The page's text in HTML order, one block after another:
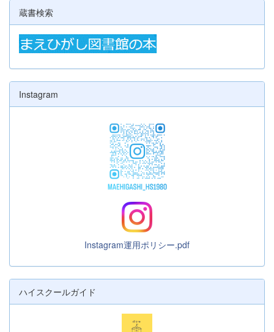
蔵書検索
Instagram
Instagram運用ポリシー.pdf
ハイスクールガイド